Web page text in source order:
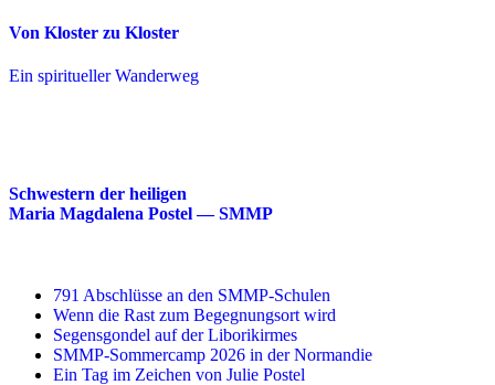
Von Kloster zu Kloster
Ein spiritueller Wanderweg
Schwestern der heiligen
Maria Magdalena Postel — SMMP
791 Abschlüsse an den SMMP-Schulen
Wenn die Rast zum Begegnungsort wird
Segensgondel auf der Liborikirmes
SMMP-Sommercamp 2026 in der Normandie
Ein Tag im Zeichen von Julie Postel